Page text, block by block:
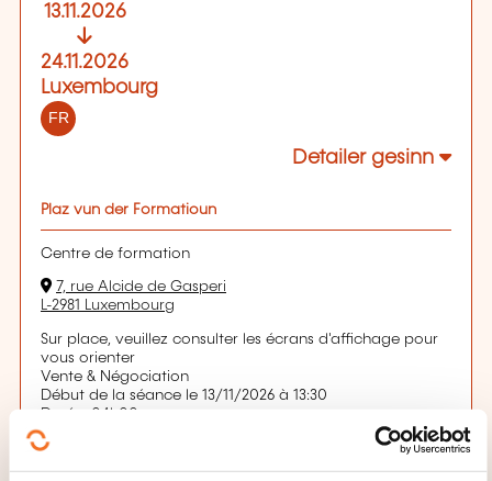
13.11.2026
24.11.2026
Luxembourg
FR
Detailer gesinn
Plaz vun der Formatioun
Centre de formation
7, rue Alcide de Gasperi
L-2981 Luxembourg
Sur place, veuillez consulter les écrans d'affichage pour
vous orienter
Vente & Négociation
Début de la séance le 13/11/2026 à 13:30
Durée: 04h00
Location: Chambre de Commerce Luxembourg
Stratégie d'entreprise
Début de la séance le 16/11/2026 à 09:00